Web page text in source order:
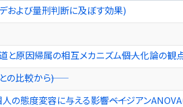
および量刑判断に及ぼす効果)
原因帰属の相互メカニズム――個人化論の観点
比較から――)
態度変容に与える影響――ベイジアンANOVA